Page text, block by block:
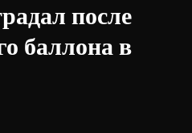
после
баллона в